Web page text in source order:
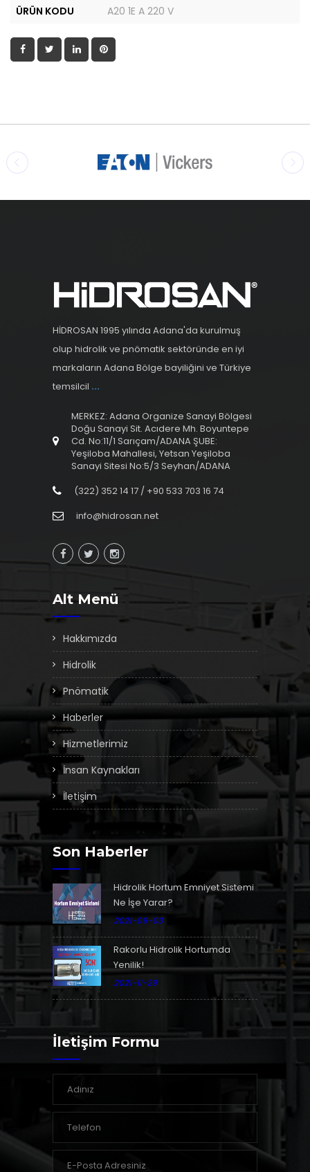
ÜRÜN KODU
A20 1E A 220 V
HİDROSAN 1995 yılında Adana'da kurulmuş
olup hidrolik ve pnömatik sektöründe en iyi
markaların Adana Bölge bayiliğini ve Türkiye
temsilcil ...
MERKEZ: Adana Organize Sanayi Bölgesi
Doğu Sanayi Sit. Acıdere Mh. Boyuntepe
Cd. No:11/1 Sarıçam/ADANA ŞUBE:
Yeşiloba Mahallesi, Yetsan Yeşiloba
Sanayi Sitesi No:5/3 Seyhan/ADANA
(322) 352 14 17 / +90 533 703 16 74
info@hidrosan.net
Alt Menü
Hakkımızda
Hidrolik
Pnömatik
Haberler
Hizmetlerimiz
İnsan Kaynakları
İletişim
Son Haberler
Hidrolik Hortum Emniyet Sistemi
Ne İşe Yarar?
2021-09-03
Rakorlu Hidrolik Hortumda
Yenilik!
2021-11-29
İletişim Formu